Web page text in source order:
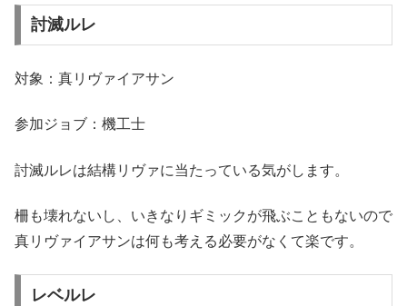
討滅ルレ
対象：真リヴァイアサン
参加ジョブ：機工士
討滅ルレは結構リヴァに当たっている気がします。
柵も壊れないし、いきなりギミックが飛ぶこともないので
真リヴァイアサンは何も考える必要がなくて楽です。
レベルレ